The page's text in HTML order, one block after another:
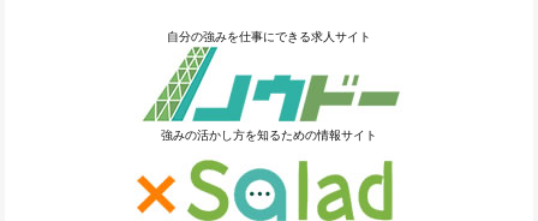
自分の強みを仕事にできる求人サイト
強みの活かし方を知るための情報サイト